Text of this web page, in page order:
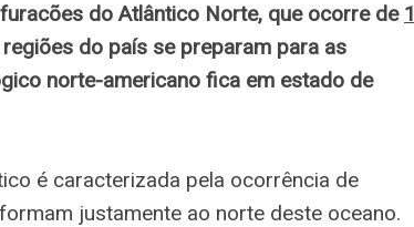
do Atlântico Norte, que ocorre de 1
regiões do país se preparam para as
norte-americano fica em estado de
é caracterizada pela ocorrência de
justamente ao norte deste oceano.